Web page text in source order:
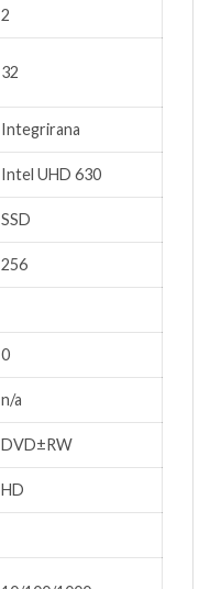
2
32
Integrirana
Intel UHD 630
SSD
256
0
n/a
DVD±RW
HD